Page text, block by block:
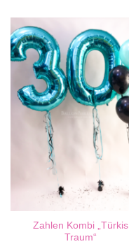
Zahlen Kombi „Türkis
Traum“